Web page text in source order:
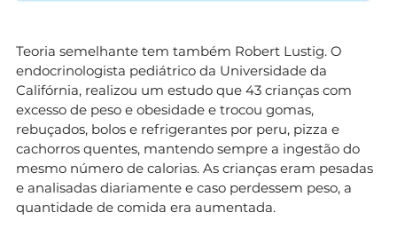
Teoria semelhante tem também Robert Lustig. O
endocrinologista pediátrico da Universidade da
Califórnia, realizou um estudo que 43 crianças com
excesso de peso e obesidade e trocou gomas,
rebuçados, bolos e refrigerantes por peru, pizza e
cachorros quentes, mantendo sempre a ingestão do
mesmo número de calorias. As crianças eram pesadas
e analisadas diariamente e caso perdessem peso, a
quantidade de comida era aumentada.